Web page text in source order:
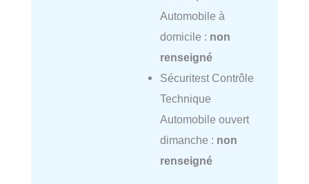
Automobile à
domicile : non
renseigné
Sécuritest Contrôle
Technique
Automobile ouvert
dimanche : non
renseigné